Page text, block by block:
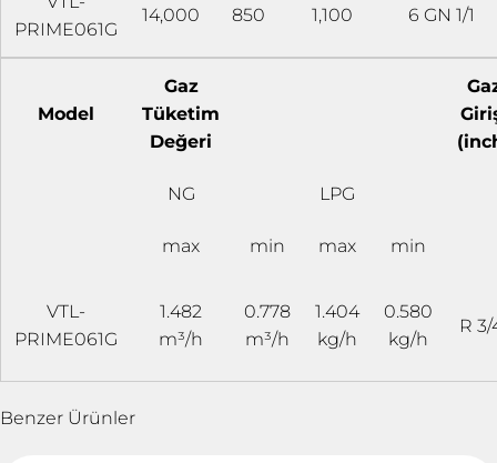
PRIME061G
14,000 850 1,100 6 GN 1/1
Model
Gaz
Tüketim
Değeri
NG LPG
max min max min
VTL-
PRIME061G
1.482
m³/h
0.778
m³/h
1.404
kg/h
0.580
kg/h
R 3/
Benzer Ürünler